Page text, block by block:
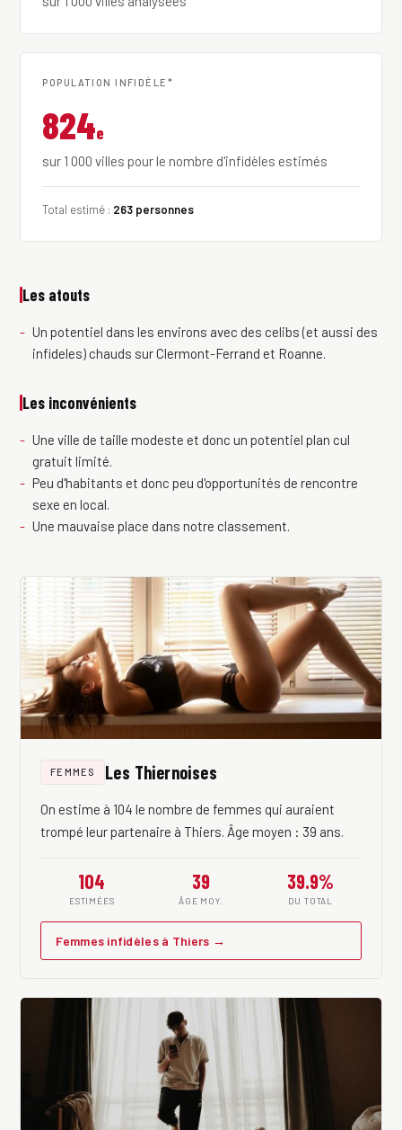
POPULATION INFIDÈLE*
824e
sur 1 000 villes pour le nombre d'infidèles estimés
Total estimé : 263 personnes
Les atouts
Un potentiel dans les environs avec des celibs (et aussi des
infideles) chauds sur Clermont-Ferrand et Roanne.
Les inconvénients
Une ville de taille modeste et donc un potentiel plan cul
gratuit limité.
Peu d'habitants et donc peu d'opportunités de rencontre
sexe en local.
Une mauvaise place dans notre classement.
FEMMES Les Thiernoises
On estime à 104 le nombre de femmes qui auraient
trompé leur partenaire à Thiers. Âge moyen : 39 ans.
104
ESTIMÉES
39
ÂGE MOY.
39.9%
DU TOTAL
Femmes infidèles à Thiers →